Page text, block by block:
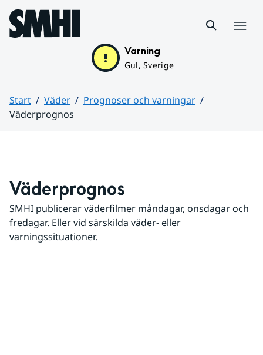
Hoppa till sidans innehåll
Varning
Gul, Sverige
Start Väder
Prognoser och varningar
Väderprognos
Väderprognos
SMHI publicerar väderfilmer måndagar, onsdagar och
fredagar. Eller vid särskilda väder- eller
varningssituationer.